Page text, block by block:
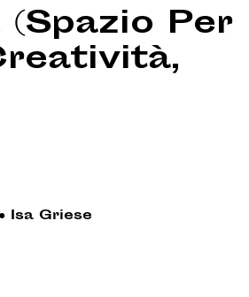
(Spazio Per
● Isa Griese